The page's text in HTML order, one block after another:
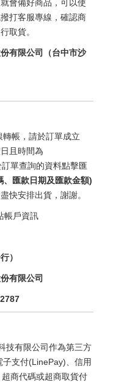
會備好商品，可以使
打客服專線，確認商
取貨。
有限公司（台中市沙
帳，請於訂單成立
且時間為
單查詢的資料點擊匯
、匯款日期及匯款金額)
快安排出貨，謝謝。
帳戶資訊
）
有限公司
技有限公司作為第三方
支付(LinePay)、信用
商代碼或超商取貨付